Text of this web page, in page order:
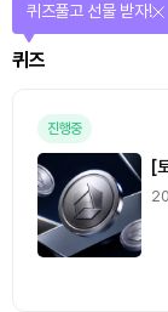
퀴즈
퀴즈풀고 선물 받자!
진행중
[